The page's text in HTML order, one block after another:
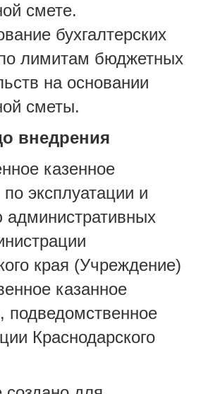
смете.
бухгалтерских
лимитам бюджетных
на основании
сметы.
внедрения
казенное
эксплуатации и
края (Учреждение)
казанное
подведомственное
Краснодарского